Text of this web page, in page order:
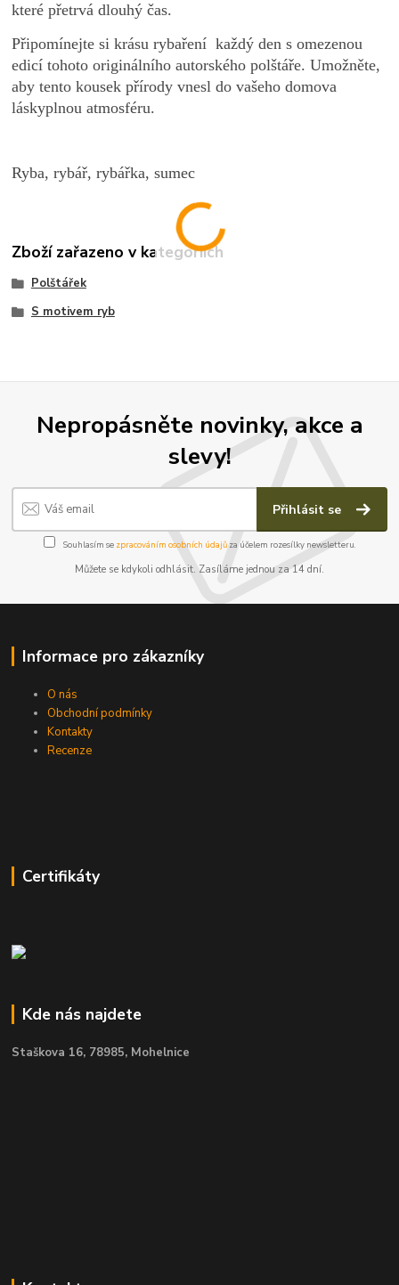
které přetrvá dlouhý čas.
Připomínejte si krásu rybaření každý den s omezenou
edicí tohoto originálního autorského polštáře. Umožněte,
aby tento kousek přírody vnesl do vašeho domova
láskyplnou atmosféru.
Ryba, rybář, rybářka, sumec
Zboží zařazeno v kategoriích
Polštářek
S motivem ryb
Nepropásněte novinky, akce a
slevy!
Přihlásit se
Souhlasím se zpracováním osobních údajůza účelem rozesílky newsletteru.
Můžete se kdykoli odhlásit. Zasíláme jednou za 14 dní.
Informace pro zákazníky
O nás
Obchodní podmínky
Kontakty
Recenze
Certifikáty
Kde nás najdete
Staškova 16, 78985, Mohelnice